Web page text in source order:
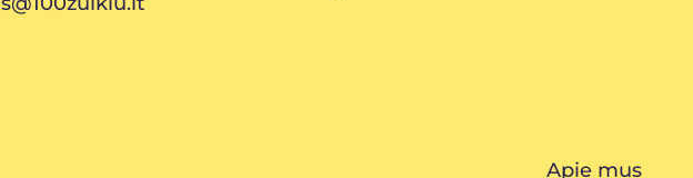
Apie mus